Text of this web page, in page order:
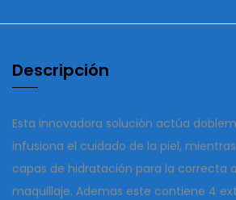
Descripción
Esta innovadora solución actúa
infusiona el cuidado de la piel,
capas de hidratación para la correcta
maquillaje. Ademas este contiene 4